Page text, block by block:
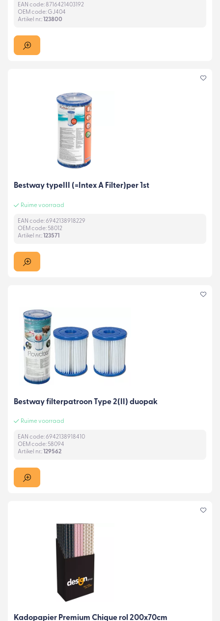
EAN code: 8716421403192
OEM code: GJ404
Artikel nr.: 123800
Bestway typeIII (=Intex A Filter)per 1st
Ruime voorraad
EAN code: 6942138918229
OEM code: 58012
Artikel nr.:123571
Bestway filterpatroon Type 2(II) duopak
Ruime voorraad
EAN code: 6942138918410
OEM code: 58094
Artikel nr.:129562
Kadopapier Premium Chique rol 200x70cm